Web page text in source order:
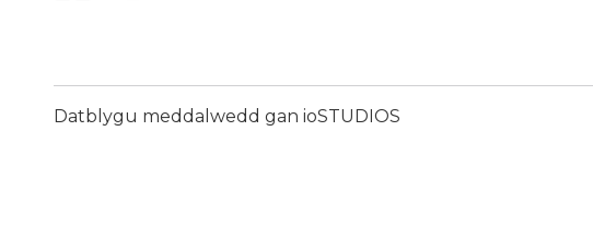
Datblygu meddalwedd gan ioSTUDIOS